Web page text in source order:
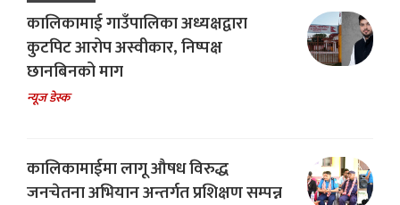
कालिकामाई गाउँपालिका अध्यक्षद्वारा
कुटपिट आरोप अस्वीकार, निष्पक्ष
छानबिनको माग
न्यूज डेस्क
कालिकामाईमा लागू औषध विरुद्ध
जनचेतना अभियान अन्तर्गत प्रशिक्षण सम्पन्न